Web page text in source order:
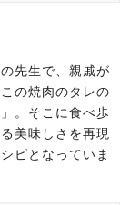
先生で、親戚が
の焼肉のタレの
。そこに食べ歩
美味しさを再現
ピとなっていま